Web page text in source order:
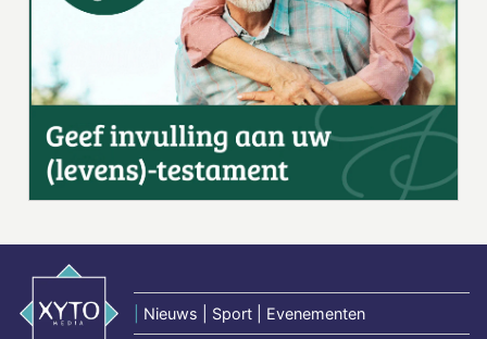
Nieuws | Sport | Evenementen